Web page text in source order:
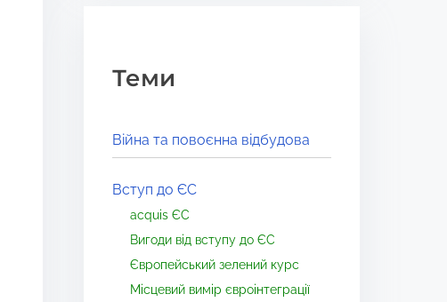
Теми
Війна та повоєнна відбудова
Вступ до ЄС
acquis ЄС
Вигоди від вступу до ЄС
Європейський зелений курс
Місцевий вимір євроінтеграції